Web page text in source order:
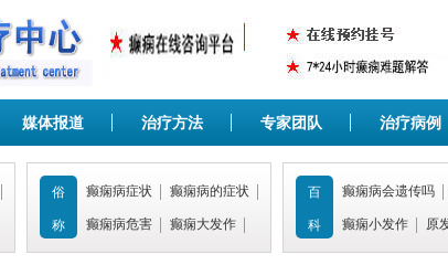
媒体报道 治疗方法 专家团队 治疗病例
俗
称
癫痫病症状 癫痫病的症状
癫痫病危害 癫痫大发作
百
科
癫痫病会遗传吗
癫痫小发作 原